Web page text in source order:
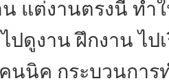
แต่งานตรงนี้ ทำ
ปดูงาน ฝึกงาน ไ
นนิค กระบวนการ